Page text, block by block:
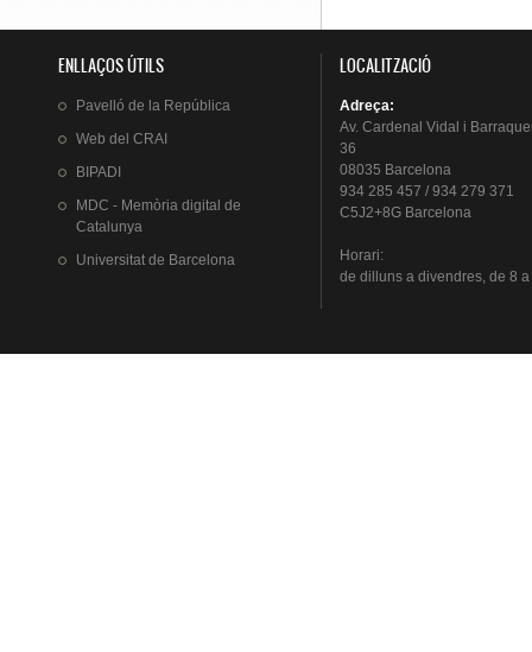
ENLLAÇOS ÚTILS
Pavelló de la República
Web del CRAI
BIPADI
MDC - Memòria digital de
Catalunya
Universitat de Barcelona
LOCALITZACIÓ
Adreça:
Av. Cardenal Vidal i
36
08035 Barcelona
934 285 457 / 934 279 371
C5J2+8G Barcelona
Horari:
de dillunsa divendres, de 8